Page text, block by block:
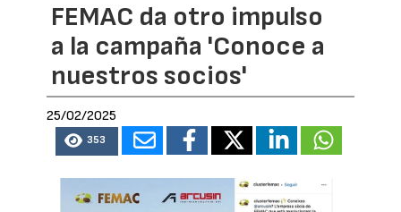
FEMAC da otro impulso
a la campaña 'Conoce a
nuestros socios'
25/02/2025
353